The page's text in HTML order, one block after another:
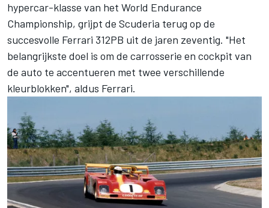
hypercar-klasse van het World Endurance
Championship, grijpt de Scuderia terug op de
succesvolle Ferrari 312PB uit de jaren zeventig. "Het
belangrijkste doel is om de carrosserie en cockpit van
de auto te accentueren met twee verschillende
kleurblokken", aldus Ferrari.